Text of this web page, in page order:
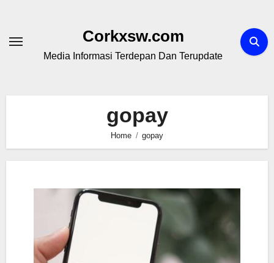
content
Corkxsw.com
Media Informasi Terdepan Dan Terupdate
gopay
Home gopay